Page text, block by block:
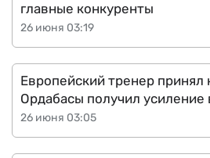
26 июня 03:19
главные конкуренты
26 июня 03:05
Европейский тренер
Ордабасы получил усиление